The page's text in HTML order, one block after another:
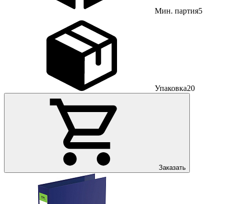
Мин. партия5
Упаковка20
Заказать